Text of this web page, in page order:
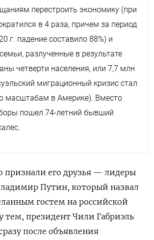
перестроить экономику (при
в 4 раза, причем за период
г. падение составило 88%) и
разлученные в результате
четверти населения, или 7,7 млн
миграционный кризис стал
масштабам в Америке). Вместо
пошел 74-летний бывший
признали его друзья — лидеры
Путин, который назвал
гостем на российской
тем, президент Чили Габриэль
после объявления